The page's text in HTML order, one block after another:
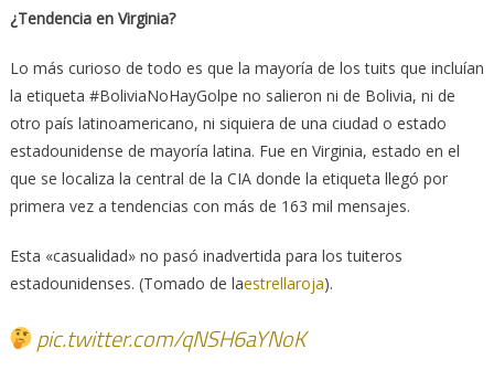
¿Tendencia en Virginia?
Lo más curioso de todo es que la mayoría de los tuits que incluían
la etiqueta #BoliviaNoHayGolpe no salieron ni de Bolivia, ni de
otro país latinoamericano, ni siquiera de una ciudad o estado
estadounidense de mayoría latina. Fue en Virginia, estado en el
que se localiza la central de la CIA donde la etiqueta llegó por
primera vez a tendencias con más de 163 mil mensajes.
Esta «casualidad» no pasó inadvertida para los tuiteros
estadounidenses. (Tomado de laestrellaroja).
pic.twitter.com/qNSH6aYNoK